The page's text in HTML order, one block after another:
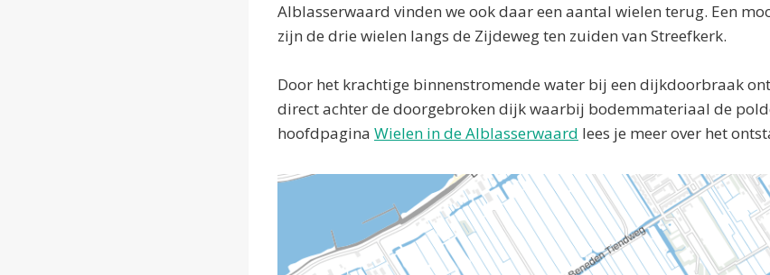
Alblasserwaard vinden we ook daar een aantal wielen terug. Een
zijn de drie wielen langs de Zijdeweg ten zuiden van Streefkerk.
Door het krachtige binnenstromende water bij een dijkdoorbraak
direct achter de doorgebroken dijk waarbij bodemmateriaal de
hoofdpagina Wielen in de Alblasserwaard lees je meer over het